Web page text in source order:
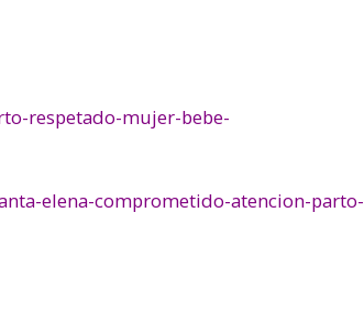
respetado-mujer-bebe-
elena-comprometido-atencion-parto-